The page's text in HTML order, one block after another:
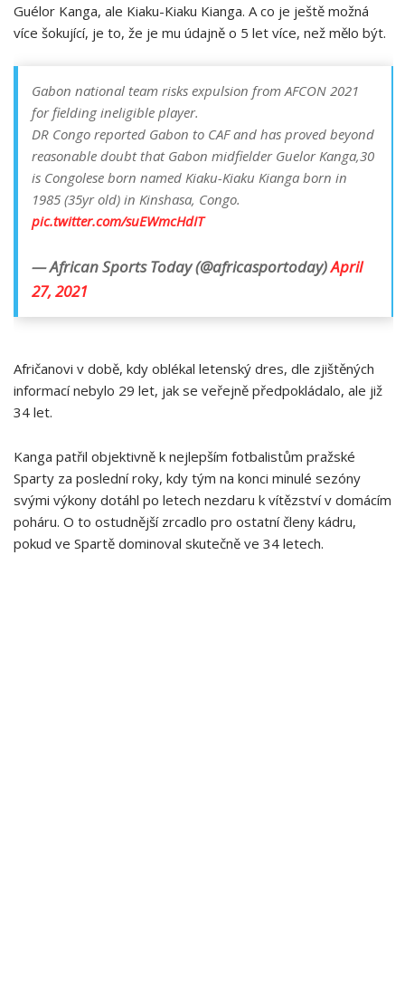
Guélor Kanga, ale Kiaku-Kiaku Kianga. A co je ještě možná
více šokující, je to, že je mu údajně o 5 let více, než mělo být.
Gabon national team risks expulsion from AFCON 2021
for fielding ineligible player.
DR Congo reported Gabon to CAF and has proved beyond
reasonable doubt that Gabon midfielder Guelor Kanga,30
is Congolese born named Kiaku-Kiaku Kianga born in
1985 (35yr old) in Kinshasa, Congo.
pic.twitter.com/suEWmcHdIT
— African Sports Today (@africasportoday)April
27, 2021
Afričanovi v době, kdy oblékal letenský dres, dle zjištěných
informací nebylo 29 let, jak se veřejně předpokládalo, ale již
34 let.
Kanga patřil objektivně k nejlepším fotbalistům pražské
Sparty za poslední roky, kdy tým na konci minulé sezóny
svými výkony dotáhl po letech nezdaru k vítězství v domácím
poháru. O to ostudnější zrcadlo pro ostatní členy kádru,
pokud ve Spartě dominoval skutečně ve 34 letech.